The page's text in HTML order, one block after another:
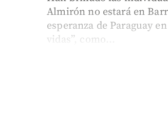
Almirón no estará en
esperanza de Paraguay
vidas”, como...